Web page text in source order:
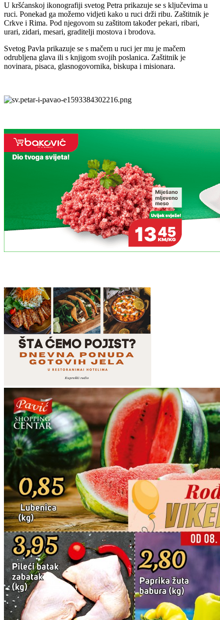
U kršćanskoj ikonografiji svetog Petra prikazuje se s ključevima u
ruci. Ponekad ga možemo vidjeti kako u ruci drži ribu. Zaštitnik je
Crkve i Rima. Pod njegovom su zaštitom također pekari, ribari,
urari, zidari, mesari, graditelji mostova i brodova.
Svetog Pavla prikazuje se s mačem u ruci jer mu je mačem
odrubljena glava ili s knjigom svojih poslanica. Zaštitnik je
novinara, pisaca, glasnogovornika, biskupa i misionara.